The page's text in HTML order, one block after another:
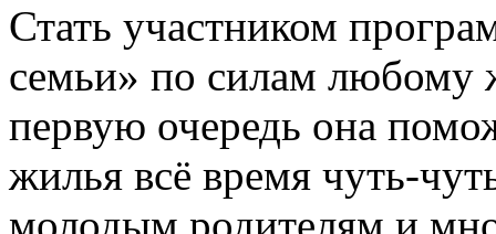
Стать участником
семьи» по силам любому
первую очередь она
жилья всё время чуть-
молодым родителям и